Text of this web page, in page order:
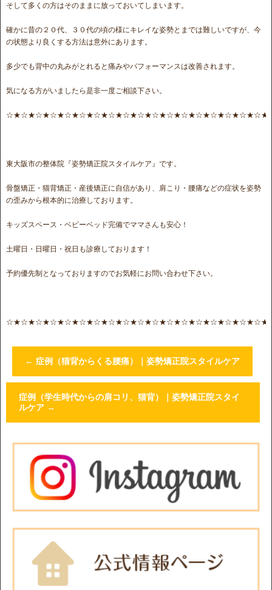
そして多くの方はそのままに放っておいてしまいます。
確かに昔の２０代、３０代の頃の様にキレイな姿勢とまでは難しいですが、今
の状態より良くする方法は意外にあります。
多少でも背中の丸みがとれると痛みやパフォーマンスは改善されます。
気になる方がいましたら是非一度ご相談下さい。
東大阪市の整体院『姿勢矯正院スタイルケア』です。
骨盤矯正・猫背矯正・産後矯正に自信があり、肩こり・腰痛などの症状を姿勢
の歪みから根本的に治療しております。
キッズスペース・ベビーベッド完備でママさんも安心！
土曜日・日曜日・祝日も診療しております！
予約優先制となっておりますのでお気軽にお問い合わせ下さい。
← 症例（猫背からくる腰痛）｜姿勢矯正院スタイルケア
症例（学生時代からの肩コリ、猫背）｜姿勢矯正院スタイ
ルケア →